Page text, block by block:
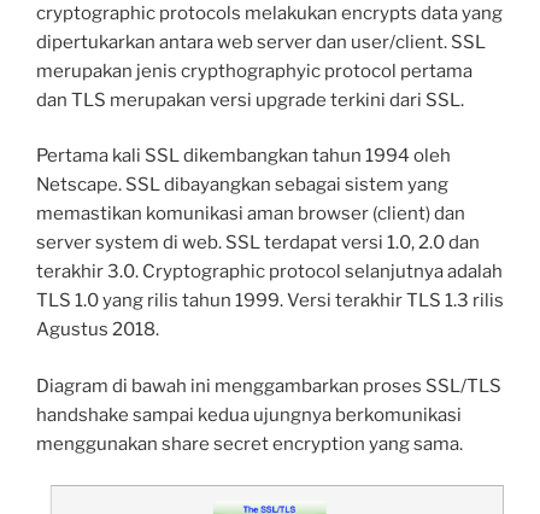
cryptographic protocols melakukan encrypts data yang
dipertukarkan antara web server dan user/client. SSL
merupakan jenis crypthographyic protocol pertama
dan TLS merupakan versi upgrade terkini dari SSL.
Pertama kali SSL dikembangkan tahun 1994 oleh
Netscape. SSL dibayangkan sebagai sistem yang
memastikan komunikasi aman browser (client) dan
server system di web. SSL terdapat versi 1.0, 2.0 dan
terakhir 3.0. Cryptographic protocol selanjutnya adalah
TLS 1.0 yang rilis tahun 1999. Versi terakhir TLS 1.3 rilis
Agustus 2018.
Diagram di bawah ini menggambarkan proses SSL/TLS
handshake sampai kedua ujungnya berkomunikasi
menggunakan share secret encryption yang sama.